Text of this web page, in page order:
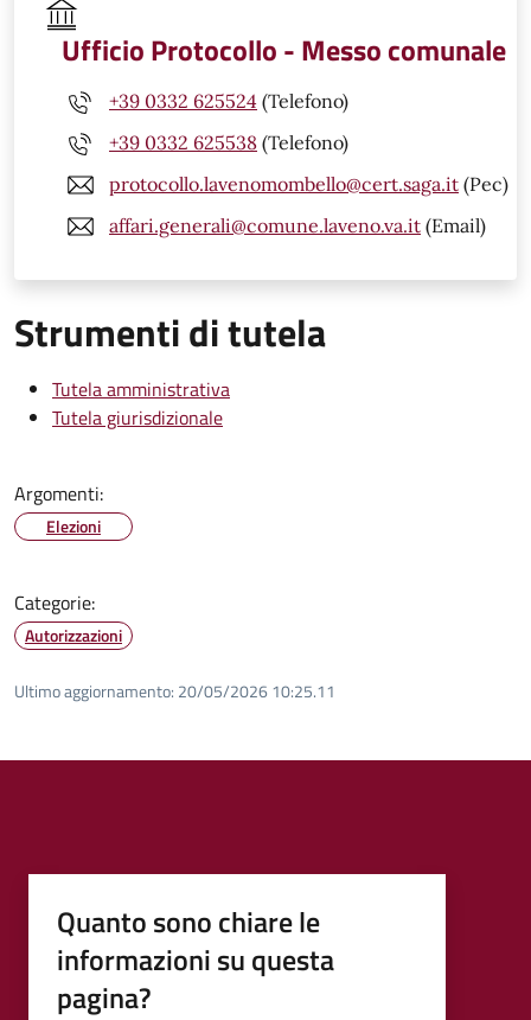
Ufficio Protocollo - Messo comunale
+39 0332 625524 (Telefono)
+39 0332 625538 (Telefono)
protocollo.lavenomombello@cert.saga.it (Pec)
affari.generali@comune.laveno.va.it (Email)
Strumenti di tutela
Tutela amministrativa
Tutela giurisdizionale
Argomenti:
Elezioni
Categorie:
Autorizzazioni
Ultimo aggiornamento: 20/05/2026 10:25.11
Quanto sono chiare le
informazioni su questa
pagina?